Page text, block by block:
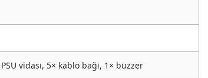
vidası, 5× kablo bağı, 1× buzzer